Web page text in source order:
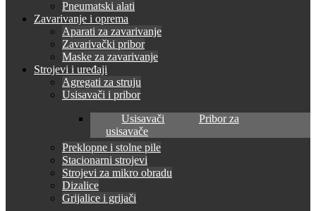
Pneumatski alati
Zavarivanje i oprema
Aparati za zavarivanje
Zavarivački pribor
Maske za zavarivanje
Strojevi i uređaji
Agregati za struju
Usisavači i pribor
Usisavači
Pribor za
usisavače
Preklopne i stolne pile
Stacionarni strojevi
Strojevi za mikro obradu
Dizalice
Grijalice i grijači